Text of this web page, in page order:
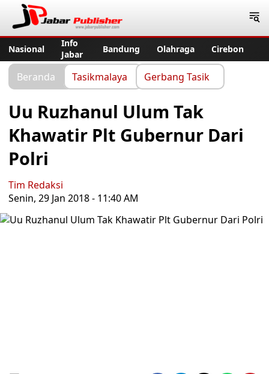
Nasional
Info
Jabar
Bandung Olahraga Cirebon
Beranda Tasikmalaya Gerbang Tasik
Uu Ruzhanul Ulum Tak
Khawatir Plt Gubernur Dari
Polri
Tim Redaksi
Senin, 29 Jan 2018 - 11:40 AM